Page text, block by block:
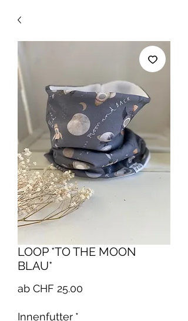
LOOP *TO THE MOON
BLAU*
ab CHF 25.00
Innenfutter *